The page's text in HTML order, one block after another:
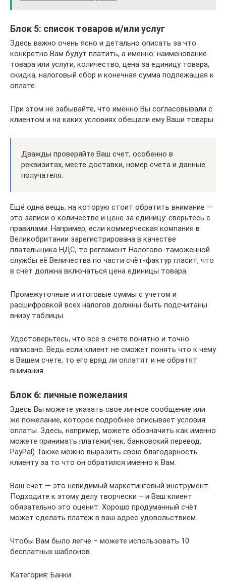
Блок 5: список товаров и/или услуг
Здесь важно очень ясно и детально описать за что
конкретно Вам будут платить, а именно: наименование
товара или услуги, количество, цена за единицу товара,
скидка, налоговый сбор и конечная сумма подлежащая к
оплате.
При этом не забывайте, что именно Вы согласовывали с
клиентом и на каких условиях обещали ему Ваши товары.
Дважды проверяйте Ваш счет, особенно в
реквизитах, месте доставки, номер счета и данные
получателя.
Ещё одна вещь, на которую стоит обратить внимание —
это записи о количестве и цене за единицу: сверьтесь с
правилами. Например, если коммерческая компания в
Великобритании зарегистрирована в качестве
плательщика НДС, то регламент Налогово-таможенной
службы её Величества по части счёт-фактур гласит, что
в счёт должна включаться цена единицы товара.
Промежуточные и итоговые суммы с учетом и
расшифровкой всех налогов должны быть подсчитаны
внизу таблицы.
Удостоверьтесь, что всё в счёте понятно и точно
написано. Ведь если клиент не сможет понять что к чему
в Вашем счете, то его вряд ли оплатят и не обратят
внимания.
Блок 6: личные пожелания
Здесь Вы можете указать свое личное сообщение или
же пожелание, которое подробнее описывает условия
оплаты. Здесь, например, можете обозначить как именно
можете принимать платежи(чек, банковский перевод,
PayPal) Также можно выразить свою благодарность
клиенту за то что он обратился именно к Вам.
Ваш счёт — это невидимый маркетинговый инструмент.
Подходите к этому делу творчески – и Ваш клиент
обязательно это оценит. Хорошо продуманный счёт
может сделать платёж в ваш адрес удовольствием.
Чтобы Вам было легче – можете использовать 10
бесплатных шаблонов.
Категория: Банки